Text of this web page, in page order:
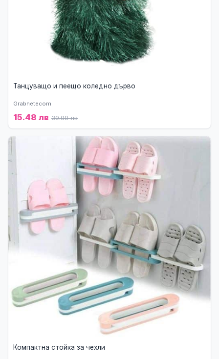
Танцуващо и пеещо коледно дърво
Grabnetecom
15.48 лв 39.00 лв
Компактна стойка за чехли